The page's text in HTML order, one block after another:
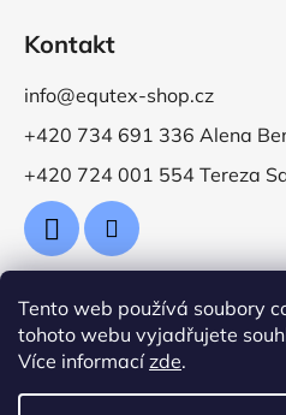
Tento web používá soubory
tohoto webu vyjadřujete
Více informacízde.
Kontakt
info@equtex-shop.cz
+420 734 691 336 Alena
+420 724 001 554 Tereza
Přijímáme online platby